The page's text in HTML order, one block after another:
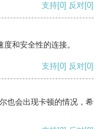
支持[0] 反对[0]
和安全性的连接。
支持[0] 反对[0]
也会出现卡顿的情况，希